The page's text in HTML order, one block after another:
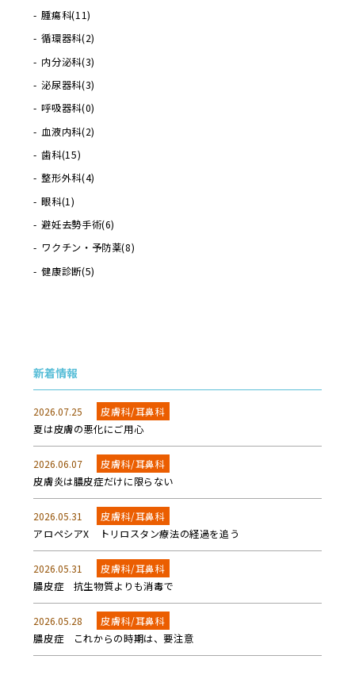
腫瘍科(11)
循環器科(2)
内分泌科(3)
泌尿器科(3)
呼吸器科(0)
血液内科(2)
歯科(15)
整形外科(4)
眼科(1)
避妊去勢手術(6)
ワクチン・予防薬(8)
健康診断(5)
新着情報
2026.07.25 皮膚科/耳鼻科
夏は皮膚の悪化にご用心
2026.06.07 皮膚科/耳鼻科
皮膚炎は膿皮症だけに限らない
2026.05.31 皮膚科/耳鼻科
アロペシアX トリロスタン療法の経過を追う
2026.05.31 皮膚科/耳鼻科
膿皮症 抗生物質よりも消毒で
2026.05.28 皮膚科/耳鼻科
膿皮症 これからの時期は、要注意